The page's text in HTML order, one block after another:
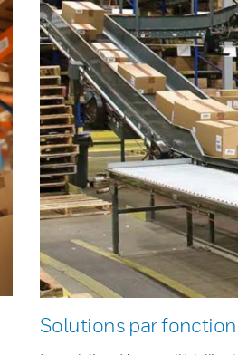
Solutions par fonction